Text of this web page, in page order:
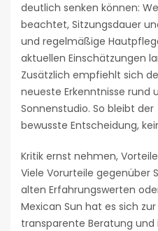
deutlich senken können:
beachtet, Sitzungsdauer
und regelmäßige
aktuellen Einschätzungen
Zusätzlich empfiehlt sich
neueste Erkenntnisse rund
Sonnenstudio. So bleibt der
bewusste Entscheidung,
Kritik ernst nehmen,
Viele Vorurteile gegenüber
alten Erfahrungswerten
Mexican Sun hat es sich
transparente Beratung und